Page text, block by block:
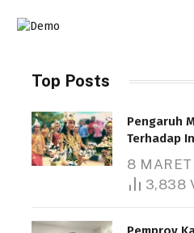
Top Posts
Pengaruh
Terhadap
8
3,838